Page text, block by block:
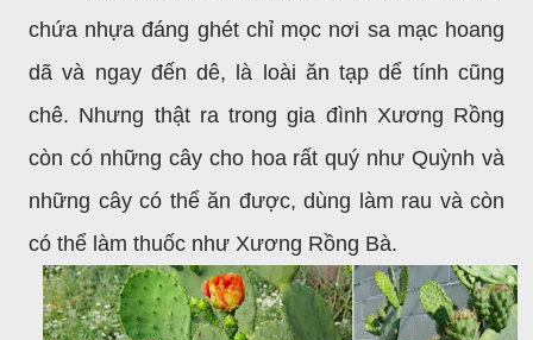
chứa nhựa đáng ghét chỉ mọc nơi sa mạc hoang
dã và ngay đến dê, là loài ăn tạp dể tính cũng
chê. Nhưng thật ra trong gia đình Xương Rồng
còn có những cây cho hoa rất quý như Quỳnh và
những cây có thể ăn được, dùng làm rau và còn
có thể làm thuốc như Xương Rồng Bà.